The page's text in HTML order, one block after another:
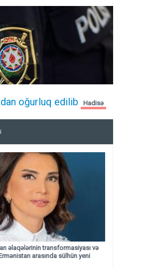
oğurluq edilib Hadisə
əlaqələrinin transformasiyası və
arasında sülhün yeni